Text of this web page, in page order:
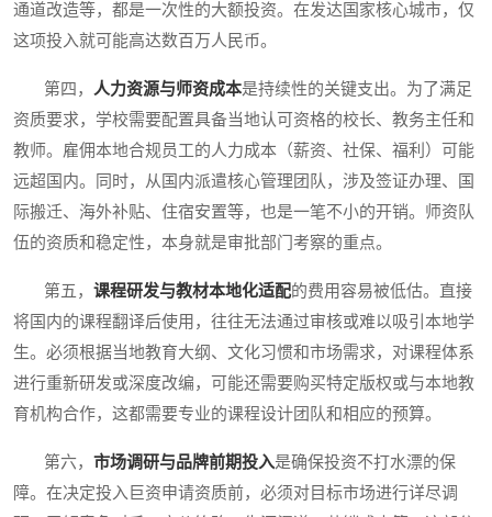
通道改造等，都是一次性的大额投资。在发达国家核心城市，仅
这项投入就可能高达数百万人民币。
第四， 人力资源与师资成本是持续性的关键支出。为了满足
资质要求，学校需要配置具备当地认可资格的校长、教务主任和
教师。雇佣本地合规员工的人力成本（薪资、社保、福利）可能
远超国内。同时，从国内派遣核心管理团队，涉及签证办理、国
际搬迁、海外补贴、住宿安置等，也是一笔不小的开销。师资队
伍的资质和稳定性，本身就是审批部门考察的重点。
第五， 课程研发与教材本地化适配的费用容易被低估。直接
将国内的课程翻译后使用，往往无法通过审核或难以吸引本地学
生。必须根据当地教育大纲、文化习惯和市场需求，对课程体系
进行重新研发或深度改编，可能还需要购买特定版权或与本地教
育机构合作，这都需要专业的课程设计团队和相应的预算。
第六， 市场调研与品牌前期投入是确保投资不打水漂的保
障。在决定投入巨资申请资质前，必须对目标市场进行详尽调